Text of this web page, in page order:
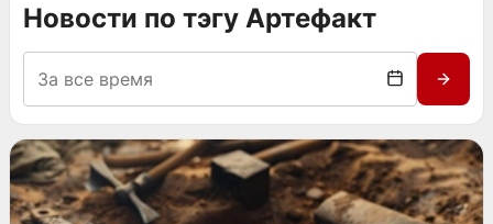
Новости по тэгу Артефакт